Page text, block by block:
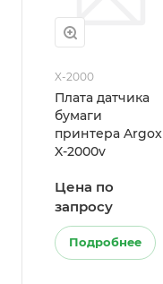
X-2000
Плата датчика
бумаги
принтера Argox
X-2000v
Цена по
запросу
Подробнее